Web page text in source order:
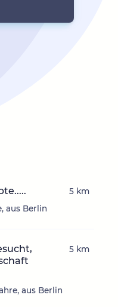
aus Berlin
5 km
aus Berlin
5 km